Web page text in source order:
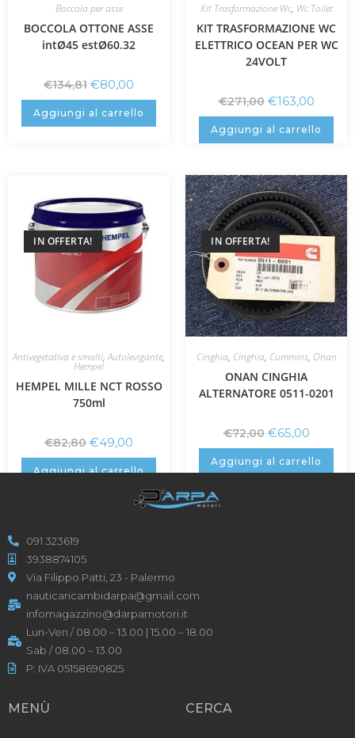
Boccola per asse
BOCCOLA OTTONE ASSE
intØ45 estØ60.32
€134,81 €80,00
Aggiungi al carrello
Kit Trasformazione Wc, Wc Toilet
KIT TRASFORMAZIONE WC
ELETTRICO OCEAN PER WC
24VOLT
€271,00 €163,00
Aggiungi al carrello
IN OFFERTA!
Antivegetativa e smalti,Autolevigante,
Hempel
HEMPEL MILLE NCT ROSSO
750ml
€82,80 €49,00
Aggiungi al carrello
IN OFFERTA!
Cinghia, Cinghia, Cummins, Onan
ONAN CINGHIA
ALTERNATORE 0511-0201
€72,00 €65,00
Aggiungi al carrello
091 323619
3938874105
Via Filippo Patti, 23 - Palermo
nauticaricambidarpa@gmail.com
infomagazzino@darpamotori.it
Lun-Ven / 08.00 – 13.00 | 15.00 – 18.00
Sab / 08.00 – 13.00
P: IVA 05158690825
MENÙ CERCA